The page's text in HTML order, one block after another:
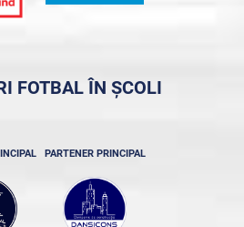
FOTBAL ÎN ȘCOLI
PARTENER PRINCIPAL